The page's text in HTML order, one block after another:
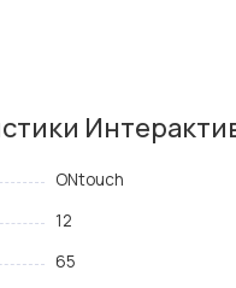
ONtouch
12
65